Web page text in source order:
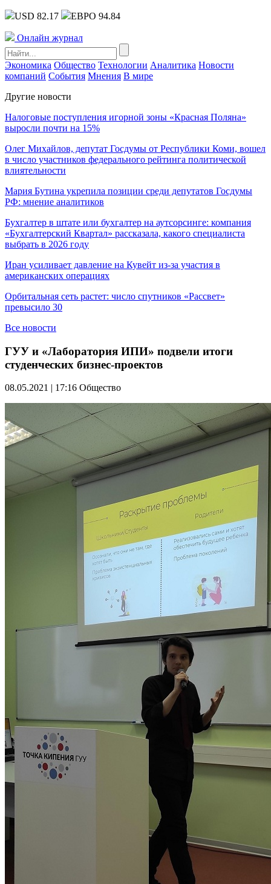
USD 82.17 ЕВРО 94.84
Онлайн журнал
Экономика Общество Технологии Аналитика Новости
компаний События Мнения В мире
Другие новости
Налоговые поступления игорной зоны «Красная Поляна»
выросли почти на 15%
Олег Михайлов, депутат Госдумы от Республики Коми, вошел
в число участников федерального рейтинга политической
влиятельности
Мария Бутина укрепила позиции среди депутатов Госдумы
РФ: мнение аналитиков
Бухгалтер в штате или бухгалтер на аутсорсинге: компания
«Бухгалтерский Квартал» рассказала, какого специалиста
выбрать в 2026 году
Иран усиливает давление на Кувейт из-за участия в
американских операциях
Орбитальная сеть растет: число спутников «Рассвет»
превысило 30
Все новости
ГУУ и «Лаборатория ИПИ» подвели итоги
студенческих бизнес-проектов
08.05.2021 | 17:16 Общество